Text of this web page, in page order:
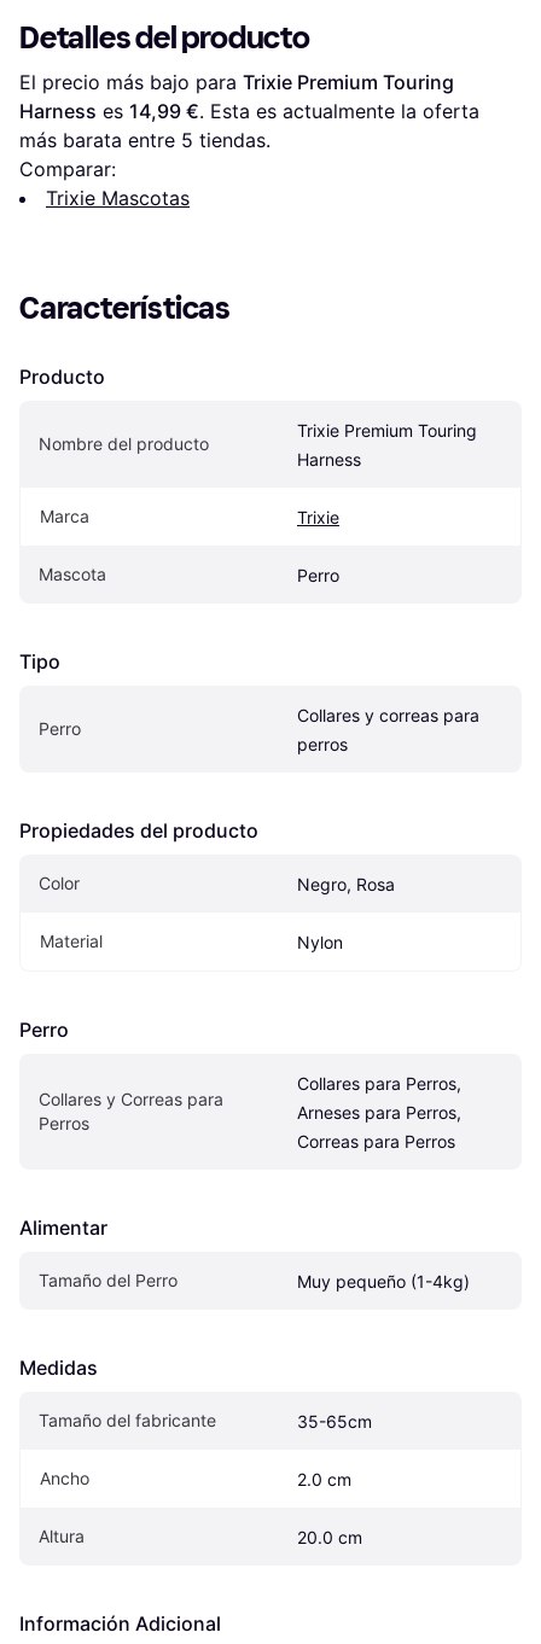
Detalles del producto
El precio más bajo para Trixie Premium Touring
Harness es 14,99 €. Esta es actualmente la oferta
más barata entre 5 tiendas.
Comparar:
Trixie Mascotas
Características
Producto
Nombre del producto
Trixie Premium Touring
Harness
Marca Trixie
Mascota Perro
Tipo
Perro
Collares y correas para
perros
Propiedades del producto
Color Negro, Rosa
Material Nylon
Perro
Collares y Correas para
Perros
Collares para Perros,
Arneses para Perros,
Correas para Perros
Alimentar
Tamaño del Perro Muy pequeño (1-4kg)
Medidas
Tamaño del fabricante 35-65cm
Ancho 2.0 cm
Altura 20.0 cm
Información Adicional